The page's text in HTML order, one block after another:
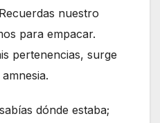
nuestro
para empacar.
pertenencias, surge
dónde estaba;